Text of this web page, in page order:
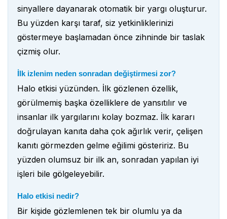
sinyallere dayanarak otomatik bir yargı oluşturur.
Bu yüzden karşı taraf, siz yetkinliklerinizi
göstermeye başlamadan önce zihninde bir taslak
çizmiş olur.
İlk izlenim neden sonradan değiştirmesi zor?
Halo etkisi yüzünden. İlk gözlenen özellik,
görülmemiş başka özelliklere de yansıtılır ve
insanlar ilk yargılarını kolay bozmaz. İlk kararı
doğrulayan kanıta daha çok ağırlık verir, çelişen
kanıtı görmezden gelme eğilimi gösteririz. Bu
yüzden olumsuz bir ilk an, sonradan yapılan iyi
işleri bile gölgeleyebilir.
Halo etkisi nedir?
Bir kişide gözlemlenen tek bir olumlu ya da